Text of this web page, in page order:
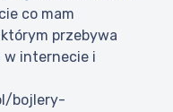
co mam
przebywa
w internecie i
bojlery-